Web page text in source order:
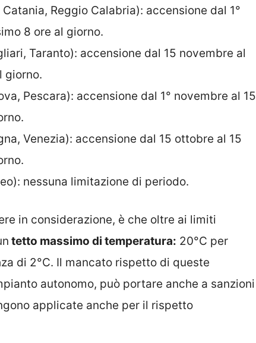
Reggio Calabria): accensione dal 1°
8 ore al giorno.
Taranto): accensione dal 15 novembre al
giorno.
Pescara): accensione dal 1° novembre al 15
Venezia): accensione dal 15 ottobre al 15
nessuna limitazione di periodo.
in considerazione, è che oltre ai limiti
tetto massimo di temperatura: 20°C per
di 2°C. Il mancato rispetto di queste
autonomo, può portare anche a sanzioni
applicate anche per il rispetto